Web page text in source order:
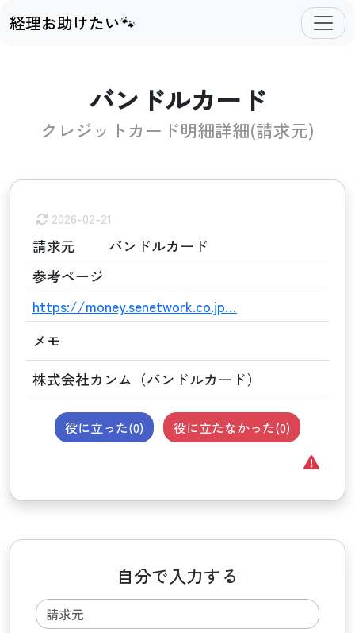
経理お助けたい🐾
バンドルカード
クレジットカード明細詳細(請求元)
2026-02-21
請求元
バンドルカード
参考ページ
https://money.senetwork.co.jp…
メモ
株式会社カンム（バンドルカード）
役に立った(0) 役に立たなかった(0)
自分で入力する